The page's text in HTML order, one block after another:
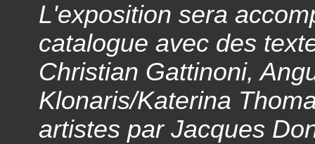
L'exposition sera
catalogue avec des
Christian Gattinoni,
Klonaris/Katerina
artistes par Jacques